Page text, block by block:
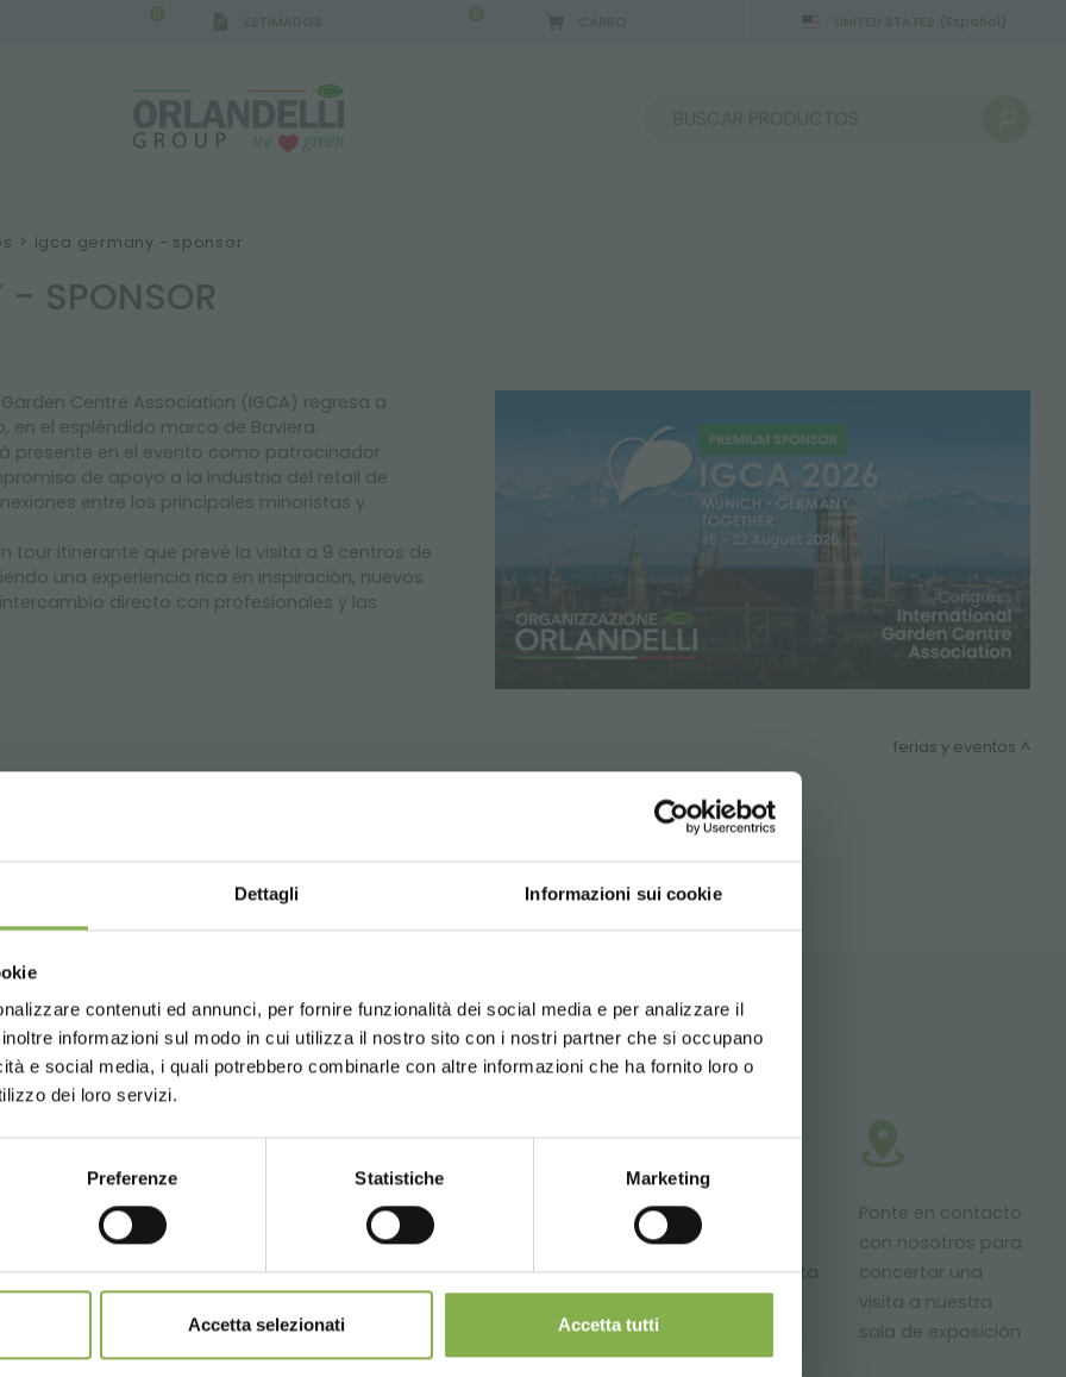
Dettagli Informazioni sui cookie
contenuti ed annunci, per fornire funzionalità dei social media e per analizzare il
informazioni sul modo in cui utilizza il nostro sito con i nostri partner che si occupano
e social media, i quali potrebbero combinarle con altre informazioni che ha fornito loro o
dei loro servizi.
Preferenze Statistiche Marketing
Accetta selezionati Accetta tutti
0 0
> igca germany - sponsor
- SPONSOR
Centre Association (IGCA) regresa a
en el espléndido marco de Baviera.
presente en el evento como patrocinador
de apoyo a la industria del retail de
entre los principales minoristas y
tour itinerante que prevé la visita a 9 centros de
una experiencia rica en inspiración, nuevos
directo con profesionales y las
ferias y eventos
UNITED STATES ENGLISH
CONTINUE
Teléfono
De lunes a viernes
08:30 - 13:00
+39 0376 960311
SERVICIOS
Más de 40
años de
experiencia
entrega
Proyectos a
medida para
áreas de venta
Ponte en contacto
con nosotros para
concertar una
visita a nuestra
sala de exposición